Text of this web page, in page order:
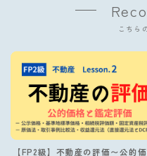
こちら
【FP2級】不動産の評価〜公的